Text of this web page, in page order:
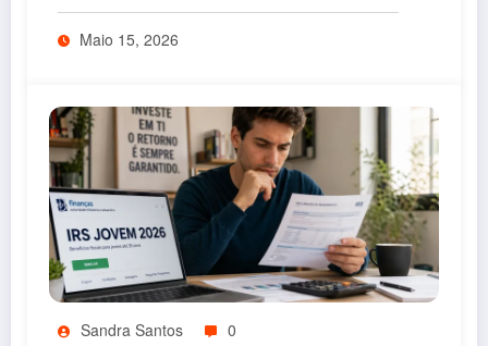
Maio 15, 2026
Sandra Santos 0